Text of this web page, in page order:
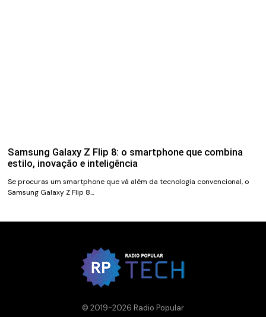
Samsung Galaxy Z Flip 8: o smartphone que combina
estilo, inovação e inteligência
Se procuras um smartphone que vá além da tecnologia convencional, o
Samsung Galaxy Z Flip 8…
© 2019-2026 Radio Popular